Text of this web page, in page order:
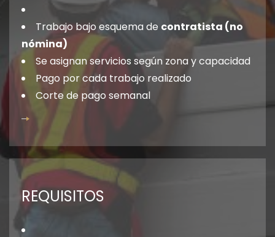
Trabajo bajo esquema de contratista (no
nómina)
Se asignan servicios según zona y capacidad
Pago por cada trabajo realizado
Corte de pago semanal
REQUISITOS